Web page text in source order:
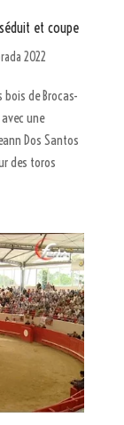
séduit et coupe
2022
bois de Brocas-
une
Dos Santos
des toros